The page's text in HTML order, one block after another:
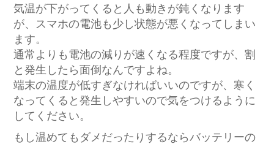
気温が下がってくると人も動きが鈍くなります
が、スマホの電池も少し状態が悪くなってしまい
ます。
通常よりも電池の減りが速くなる程度ですが、割
と発生したら面倒なんですよね。
端末の温度が低すぎなければいいのですが、寒く
なってくると発生しやすいので気をつけるように
してください。
もし温めてもダメだったりするならバッテリーの